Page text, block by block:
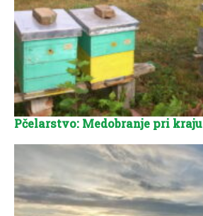
Pčelarstvo: Medobranje pri kraju